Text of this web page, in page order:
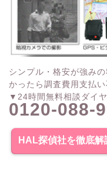
シンプル・格安が強み
かったら調査費用支払
▼24時間無料相談ダイ
0120-088-
HAL探偵社を徹底解